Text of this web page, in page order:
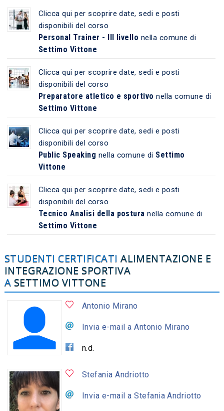
Clicca qui per scoprire date, sedi e posti
disponibili del corso
Personal Trainer - III livello nella comune di
Settimo Vittone
Clicca qui per scoprire date, sedi e posti
disponibili del corso
Preparatore atletico e sportivo nella comune di
Settimo Vittone
Clicca qui per scoprire date, sedi e posti
disponibili del corso
Public Speaking nella comune di Settimo
Vittone
Clicca qui per scoprire date, sedi e posti
disponibili del corso
Tecnico Analisi della postura nella comune di
Settimo Vittone
STUDENTI CERTIFICATIALIMENTAZIONE E
INTEGRAZIONE SPORTIVA
A SETTIMO VITTONE
Antonio Mirano
Invia e-mail a Antonio Mirano
n.d.
Stefania Andriotto
Invia e-mail a Stefania Andriotto